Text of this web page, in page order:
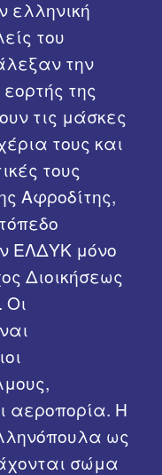
ελληνική
του
την
της
τις μάσκες
τους και
τους
Αφροδίτης,
ΕΛΔΥΚ μόνο
Διοικήσεως
Οι
αεροπoρία. Η
ως
σώμα